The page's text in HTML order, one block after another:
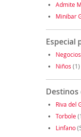
Admite
Minibar
Especial
Negocios
Niños (1)
Destinos
Riva del
Torbole
Linfano